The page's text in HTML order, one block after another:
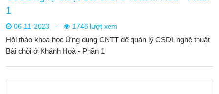
1
06-11-2023 - 1746 lượt xem
Hội thảo khoa học Ứng dụng CNTT để quản lý CSDL nghệ thuật
Bài chòi ở Khánh Hoà - Phần 1